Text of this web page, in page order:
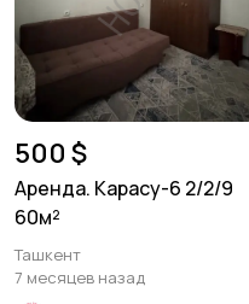
500 $
Аренда. Карасу-6 2/2/9
60м²
Ташкент
7 месяцев назад